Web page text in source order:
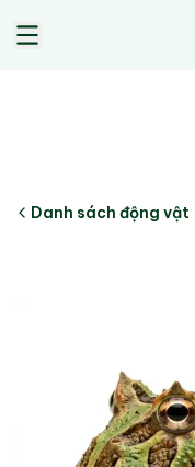
Danh sách động vật